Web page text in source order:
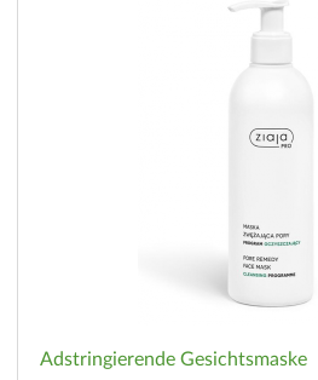
Adstringierende Gesichtsmaske